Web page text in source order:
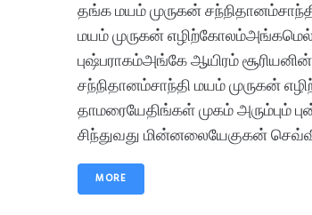
தங்க மயம் முருகன்
மயம் முருகன்
புஷ்பராகம்அங்கே ஆயிரம்
சந்நிதானம்சாந்தி மயம் முருகன்
தாமரையேதிங்கள் முகம் அரும்பும்
சிந்துவது மின்னலையேகுகன்
MORE